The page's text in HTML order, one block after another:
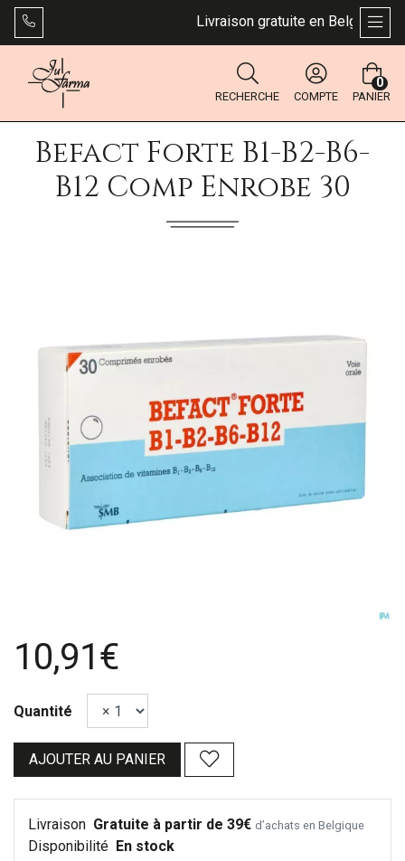
Livraison gratuite en Belgique
RECHERCHE COMPTE PANIER
0
Befact Forte B1-B2-B6-
B12 Comp Enrobe 30
10,91€
Quantité
AJOUTER AU PANIER
Livraison Gratuite à partir de 39€ d’achats en Belgique
Disponibilité En stock